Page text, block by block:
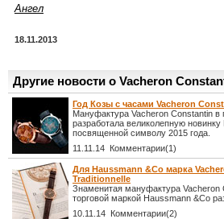
Ангел
18.11.2013
Другие новости о Vacheron
Год Козы с часами Vacheron
Мануфактура Vacheron Constantin в
разработала великолепную
посвященной символу 2015 года.
11.11.14 Комментарии(1)
Для Haussmann &Co марка
Traditionnelle
Знаменитая мануфактура Vacheron
торговой маркой Haussmann &Co
10.11.14 Комментарии(2)